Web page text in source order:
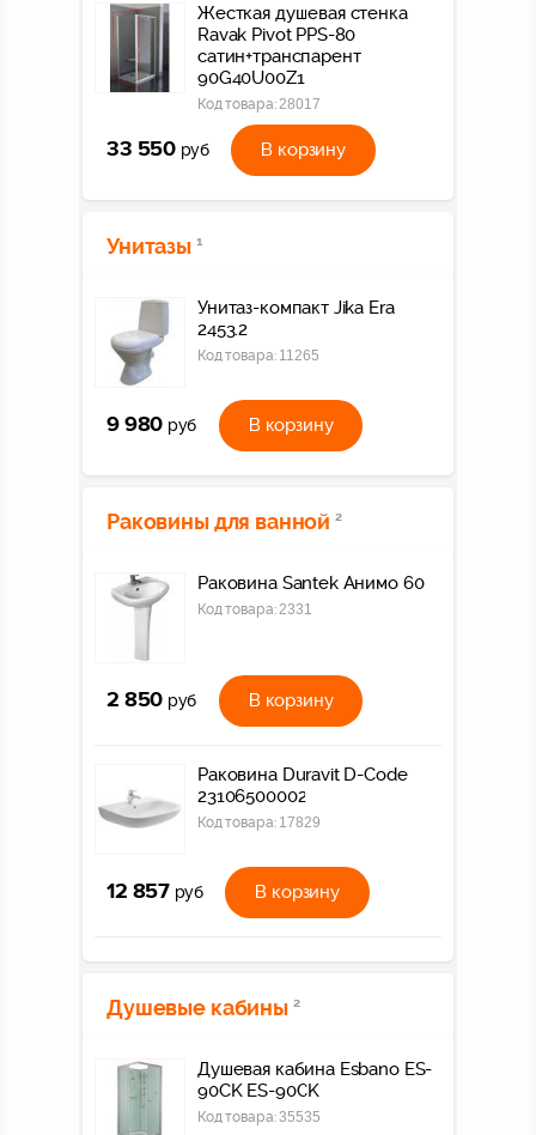
Жесткая душевая стенка
Ravak Pivot PPS-80
сатин+транспарент
90G40U00Z1
Код товара: 28017
33 550 руб В корзину
Унитазы 1
Унитаз-компакт Jika Era
2453.2
Код товара: 11265
9 980 руб В корзину
Раковины для ванной 2
Раковина Santek Анимо 60
Код товара: 2331
2 850 руб В корзину
Раковина Duravit D-Code
23106500002
Код товара: 17829
12 857 руб В корзину
Душевые кабины 2
Душевая кабина Esbano ES-
90CK ES-90CK
Код товара:35535